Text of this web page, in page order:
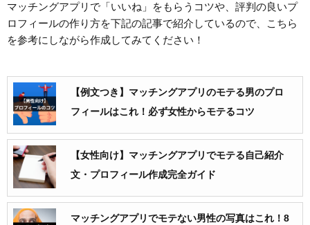
マッチングアプリで「いいね」をもらうコツや、評判の良いプ
ロフィールの作り方を下記の記事で紹介しているので、こちら
を参考にしながら作成してみてください！
【例文つき】マッチングアプリのモテる男のプロ
フィールはこれ！必ず女性からモテるコツ
【女性向け】マッチングアプリでモテる自己紹介
文・プロフィール作成完全ガイド
マッチングアプリでモテない男性の写真はこれ！8